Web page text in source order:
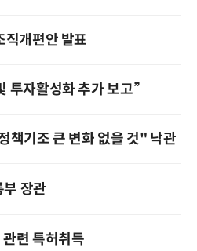
직개편안 발표
투자활성화 추가 보고”
책기조 큰 변화 없을 것" 낙관
장관
련 특허취득